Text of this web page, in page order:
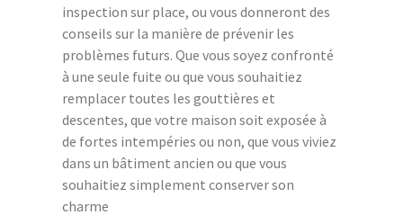
inspection sur place, ou vous donneront des
conseils sur la manière de prévenir les
problèmes futurs. Que vous soyez confronté
à une seule fuite ou que vous souhaitiez
remplacer toutes les gouttières et
descentes, que votre maison soit exposée à
de fortes intempéries ou non, que vous viviez
dans un bâtiment ancien ou que vous
souhaitiez simplement conserver son
charme